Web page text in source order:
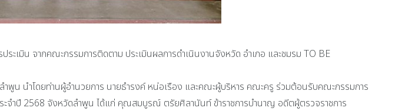
เมิน จากคณะกรรมการติดตาม ประเมินผลการดำเนินงานจังหวัด อำเภอ และชมรม TO BE
นำโดยท่านผู้อำนวยการ นายธำรงค์ หน่อเรือง และคณะผู้บริหาร คณะครู ร่วมต้อนรับคณะกรรมการ
จำปี 2568 จังหวัดลำพูน ได้แก่ คุณสมบูรณ์ ตรัยศิลานันท์ ข้าราชการบำนาญ อดีตผู้ตรวจราชการ